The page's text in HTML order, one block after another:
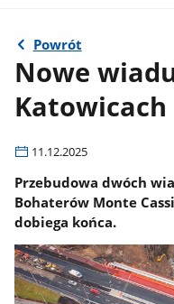
Powrót
Nowe
Katowicach
11.12.2025
Przebudowa dwóch
Bohaterów Monte
dobiega końca.